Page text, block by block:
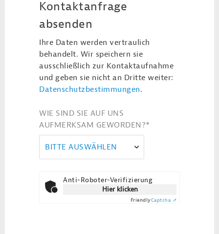
Kontaktanfrage
absenden
Ihre Daten werden vertraulich
behandelt. Wir speichern sie
ausschließlich zur Kontaktaufnahme
und geben sie nicht an Dritte weiter:
Datenschutzbestimmungen.
WIE SIND SIE AUF UNS
AUFMERKSAM GEWORDEN?*
BITTE AUSWÄHLEN
Anti-Roboter-Verifizierung
Hier klicken
FriendlyCaptcha ⇗